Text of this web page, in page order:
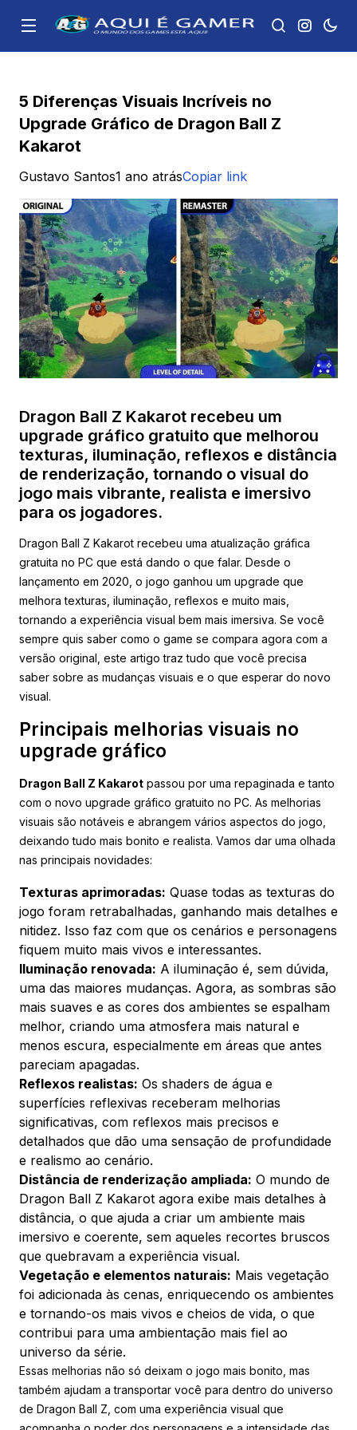
5 Diferenças Visuais Incríveis no
Upgrade Gráfico de Dragon Ball Z
Kakarot
Gustavo Santos1 ano atrásCopiar link
Dragon Ball Z Kakarot recebeu um
upgrade gráfico gratuito que melhorou
texturas, iluminação, reflexos e distância
de renderização, tornando o visual do
jogo mais vibrante, realista e imersivo
para os jogadores.
Dragon Ball Z Kakarot recebeu uma atualização gráfica
gratuita no PC que está dando o que falar. Desde o
lançamento em 2020, o jogo ganhou um upgrade que
melhora texturas, iluminação, reflexos e muito mais,
tornando a experiência visual bem mais imersiva. Se você
sempre quis saber como o game se compara agora com a
versão original, este artigo traz tudo que você precisa
saber sobre as mudanças visuais e o que esperar do novo
visual.
Principais melhorias visuais no
upgrade gráfico
Dragon Ball Z Kakarot passou por uma repaginada e tanto
com o novo upgrade gráfico gratuito no PC. As melhorias
visuais são notáveis e abrangem vários aspectos do jogo,
deixando tudo mais bonito e realista. Vamos dar uma olhada
nas principais novidades:
Texturas aprimoradas: Quase todas as texturas do
jogo foram retrabalhadas, ganhando mais detalhes e
nitidez. Isso faz com que os cenários e personagens
fiquem muito mais vivos e interessantes.
Iluminação renovada: A iluminação é, sem dúvida,
uma das maiores mudanças. Agora, as sombras são
mais suaves e as cores dos ambientes se espalham
melhor, criando uma atmosfera mais natural e
menos escura, especialmente em áreas que antes
pareciam apagadas.
Reflexos realistas: Os shaders de água e
superfícies reflexivas receberam melhorias
significativas, com reflexos mais precisos e
detalhados que dão uma sensação de profundidade
e realismo ao cenário.
Distância de renderização ampliada: O mundo de
Dragon Ball Z Kakarot agora exibe mais detalhes à
distância, o que ajuda a criar um ambiente mais
imersivo e coerente, sem aqueles recortes bruscos
que quebravam a experiência visual.
Vegetação e elementos naturais: Mais vegetação
foi adicionada às cenas, enriquecendo os ambientes
e tornando-os mais vivos e cheios de vida, o que
contribui para uma ambientação mais fiel ao
universo da série.
Essas melhorias não só deixam o jogo mais bonito, mas
também ajudam a transportar você para dentro do universo
de Dragon Ball Z, com uma experiência visual que